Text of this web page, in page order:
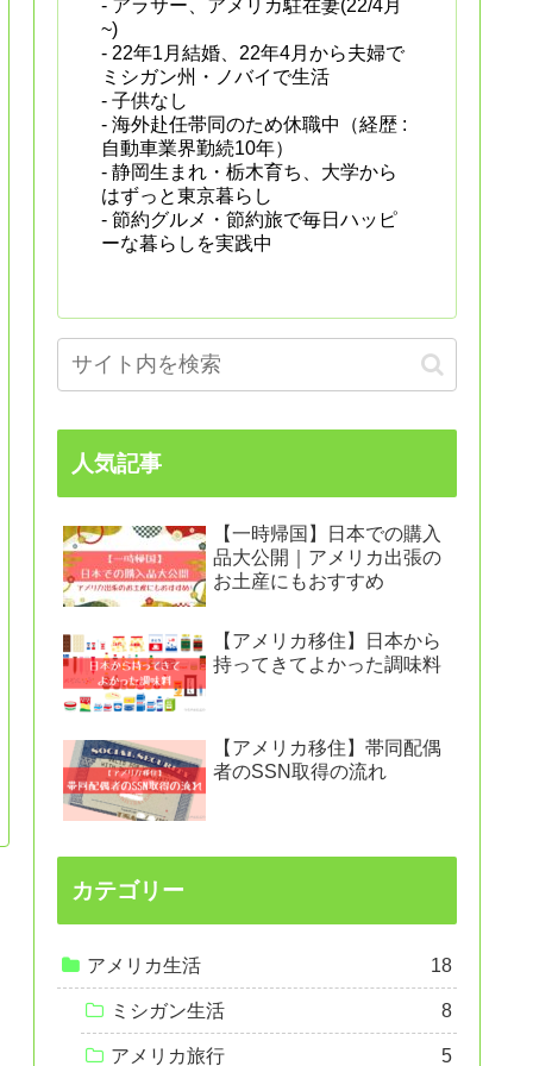
- アラサー、アメリカ駐在妻(22/4月
~)
- 22年1月結婚、22年4月から夫婦で
ミシガン州・ノバイで生活
- 子供なし
- 海外赴任帯同のため休職中（経歴 :
自動車業界勤続10年）
- 静岡生まれ・栃木育ち、大学から
はずっと東京暮らし
- 節約グルメ・節約旅で毎日ハッピ
ーな暮らしを実践中
人気記事
【一時帰国】日本での購入
品大公開｜アメリカ出張の
お土産にもおすすめ
【アメリカ移住】日本から
持ってきてよかった調味料
【アメリカ移住】帯同配偶
者のSSN取得の流れ
カテゴリー
アメリカ生活 18
ミシガン生活 8
アメリカ旅行 5